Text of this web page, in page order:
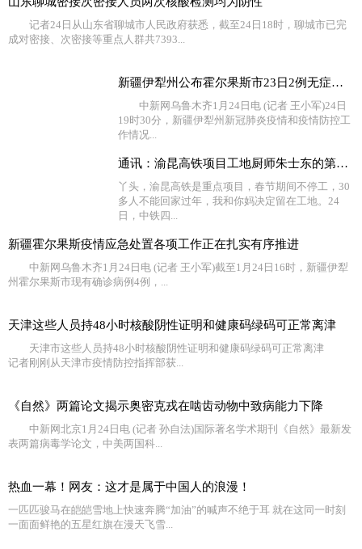
记者24日从山东省聊城市人民政府获悉，截至24日18时，聊城市已完
成对密接、次密接等重点人群共7393...
新疆伊犁州公布霍尔果斯市23日2例无症状感染者流调情况
中新网乌鲁木齐1月24日电 (记者 王小军)24日
19时30分，新疆伊犁州新冠肺炎疫情和疫情防控工
作情况...
通讯：渝昆高铁项目工地厨师朱士东的第10个“家”
丫头，渝昆高铁是重点项目，春节期间不停工，30
多人不能回家过年，我和你妈决定留在工地。24
日，中铁四...
新疆霍尔果斯疫情应急处置各项工作正在扎实有序推进
中新网乌鲁木齐1月24日电 (记者 王小军)截至1月24日16时，新疆伊犁
州霍尔果斯市现有确诊病例4例，...
天津这些人员持48小时核酸阴性证明和健康码绿码可正常离津
天津市这些人员持48小时核酸阴性证明和健康码绿码可正常离津
记者刚刚从天津市疫情防控指挥部获...
《自然》两篇论文揭示奥密克戎在啮齿动物中致病能力下降
中新网北京1月24日电 (记者 孙自法)国际著名学术期刊《自然》最新发
表两篇病毒学论文，中美两国科...
热血一幕！网友：这才是属于中国人的浪漫！
一匹匹骏马在皑皑雪地上快速奔腾“加油”的喊声不绝于耳 就在这同一时刻
一面面鲜艳的五星红旗在漫天飞雪...